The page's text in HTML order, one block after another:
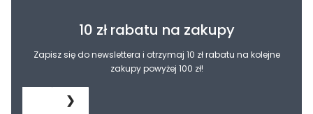
10 zł rabatu na zakupy
Zapisz się do newslettera i otrzymaj 10 zł rabatu na kolejne
zakupy powyżej 100 zł!
❯